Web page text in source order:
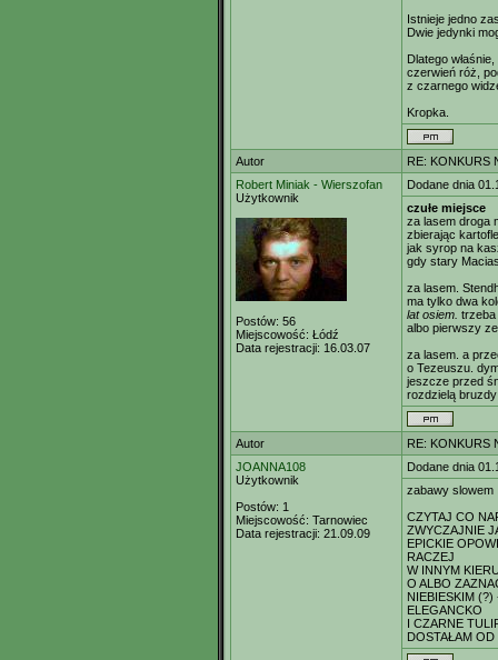
Istnieje jedno
Dwie jedynki
Dlatego
czerwień róż,
z czarnego
Kropka.
Autor
RE: KONKURS
Robert Miniak - Wierszofan
Użytkownik
Postów: 56
Miejscowość: Łódź
Data rejestracji: 16.03.07
Dodane dnia
czułe miejsce
za lasem droga
zbierając
jak syrop na
gdy stary
za lasem.
ma tylko dwa
lat osiem.
albo pierwszy
za lasem. a
o Tezeuszu.
jeszcze przed
rozdzielą
Autor
RE: KONKURS
JOANNA108
Użytkownik
Postów: 1
Miejscowość: Tarnowiec
Data rejestracji: 21.09.09
Dodane dnia
zabawy slowem
CZYTAJ CO
ZWYCZAJNIE
EPICKIE
RACZEJ
W INNYM
O ALBO
NIEBIESKIM
ELEGANCKO
I CZARNE
DOSTAŁAM OD